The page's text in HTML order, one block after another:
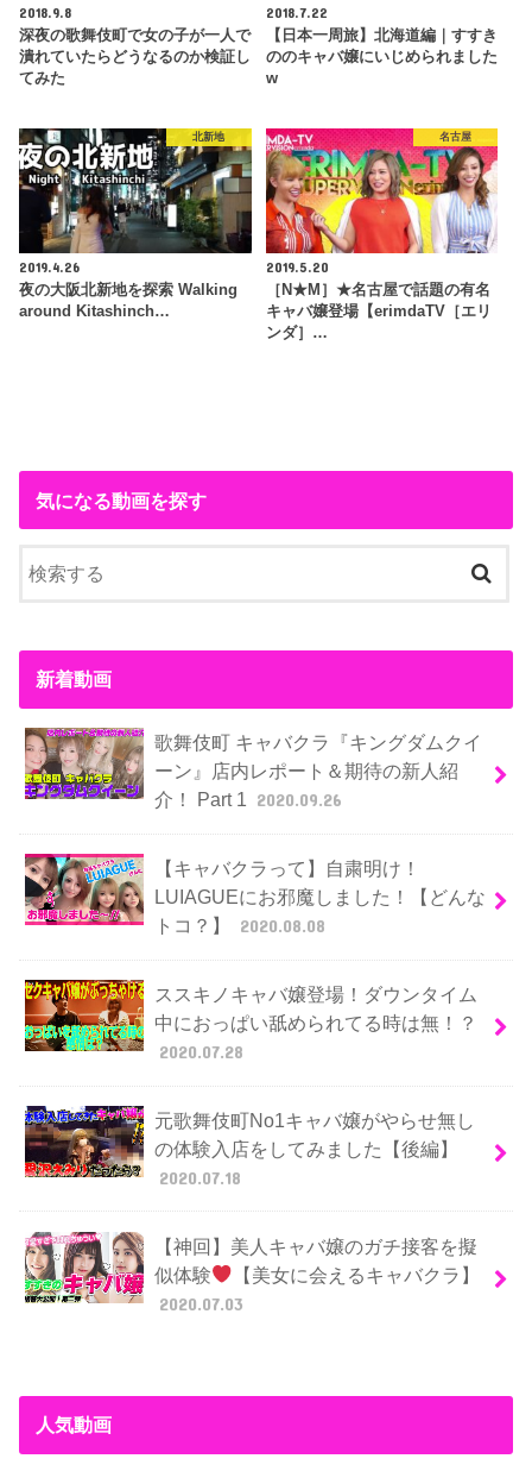
2018.9.8
深夜の歌舞伎町で女の子が一人で
潰れていたらどうなるのか検証し
てみた
2018.7.22
【日本一周旅】北海道編｜すすき
ののキャバ嬢にいじめられました
w
北新地
2019.4.26
夜の大阪北新地を探索 Walking
around Kitashinch…
名古屋
2019.5.20
［N★M］★名古屋で話題の有名
キャバ嬢登場【erimdaTV［エリ
ンダ］…
気になる動画を探す
新着動画
歌舞伎町 キャバクラ『キングダムクイ
ーン』店内レポート＆期待の新人紹
介！ Part 1 2020.09.26
【キャバクラって】自粛明け！
LUIAGUEにお邪魔しました！【どんな
トコ？】
2020.08.08
ススキノキャバ嬢登場！ダウンタイム
中におっぱい舐められてる時は無！？
2020.07.28
元歌舞伎町No1キャバ嬢がやらせ無し
の体験入店をしてみました【後編】
2020.07.18
【神回】美人キャバ嬢のガチ接客を擬
似体験
【美女に会えるキャバクラ】
2020.07.03
人気動画